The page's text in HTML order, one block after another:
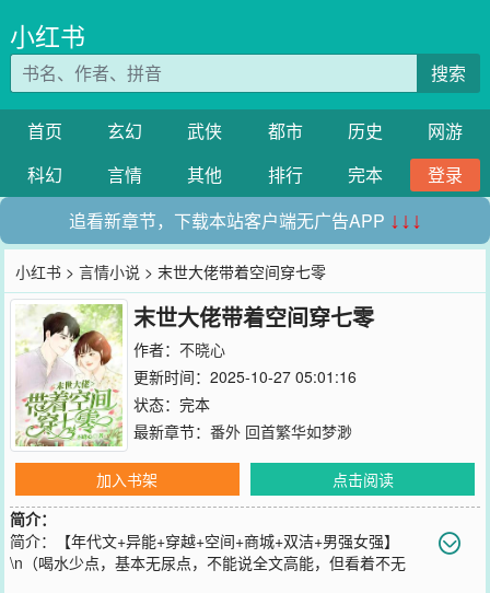
小红书
搜索
首页 玄幻 武侠 都市 历史
网游
科幻
言情 其他 排行 完本
登录
追看新章节，下载本站客户端无广告APP ↓↓↓
小红书 >言情小说 > 末世大佬带着空间穿七零
末世大佬带着空间穿七零
作者： 不晓心
更新时间：2025-10-27 05:01:16
状态：完本
最新章节： 番外 回首繁华如梦渺
加入书架
点击阅读
简介：
简介：【年代文+异能+穿越+空间+商城+双洁+男强女强】
\n（喝水少点，基本无尿点，不能说全文高能，但看着不无